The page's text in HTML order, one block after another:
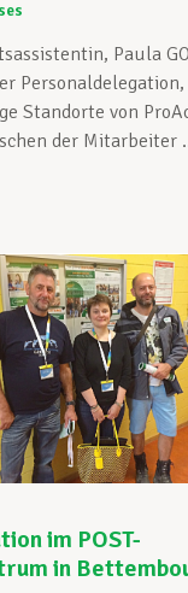
Paula
Personaldelegation,
Standorte von
der Mitarbeiter
im POST-
in